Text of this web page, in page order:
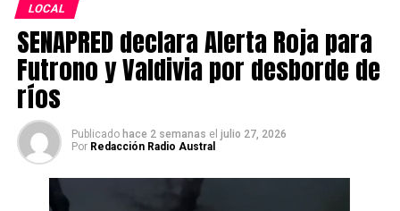
LOCAL
SENAPRED declara Alerta Roja para
Futrono y Valdivia por desborde de
ríos
Publicado hace 2 semanas el julio 27, 2026
Por Redacción Radio Austral